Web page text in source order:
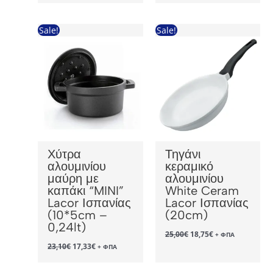
Sale!
Χύτρα
αλουμινίου
μαύρη με
καπάκι “MINI”
Lacor Ισπανίας
(10*5cm –
0,24lt)
23,10€ Original
price
17,33€Η+ ΦΠΑ
Sale!
Τηγάνι
κεραμικό
αλουμινίου
White Ceram
Lacor Ισπανίας
(20cm)
25,00€ Original
price
18,75€Η+ ΦΠΑ